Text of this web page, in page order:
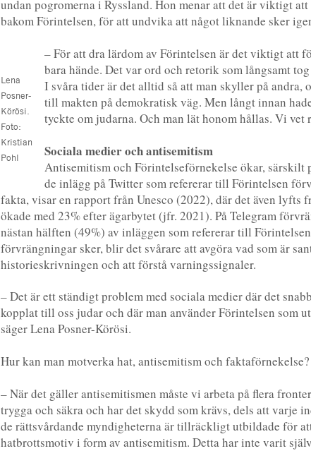
undan pogromerna i Ryssland. Hon menar att det är viktigt
bakom Förintelsen, för att undvika att något liknande sker
Lena
Posner-
Körösi.
Foto:
Kristian
Pohl
– För att dra lärdom av Förintelsen är det viktigt att
bara hände. Det var ord och retorik som långsamt
I svåra tider är det alltid så att man skyller på andra,
till makten på demokratisk väg. Men långt innan
tyckte om judarna. Och man lät honom hållas. Vi vet
Sociala medier och antisemitism
Antisemitism och Förintelseförnekelse ökar, särskilt
de inlägg på Twitter som refererar till Förintelsen
fakta, visar en rapport från Unesco (2022), där det även lyfts
ökade med 23% efter ägarbytet (jfr. 2021). På Telegram
nästan hälften (49%) av inläggen som refererar till
förvrängningar sker, blir det svårare att avgöra vad som är
historieskrivningen och att förstå varningssignaler.
– Det är ett ständigt problem med sociala medier där det
kopplat till oss judar och där man använder Förintelsen som
säger Lena Posner-Körösi.
Hur kan man motverka hat, antisemitism och faktaförnekelse?
– När det gäller antisemitismen måste vi arbeta på flera
trygga och säkra och har det skydd som krävs, dels att varje
de rättsvårdande myndigheterna är tillräckligt utbildade för
hatbrottsmotiv i form av antisemitism. Detta har inte varit